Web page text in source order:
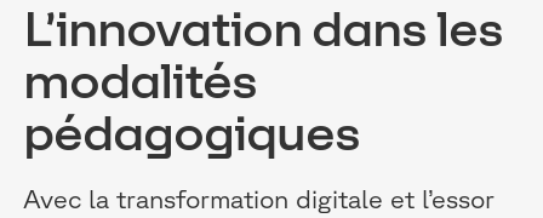
L’innovation dans les
modalités
pédagogiques
Avec la transformation digitale et l’essor